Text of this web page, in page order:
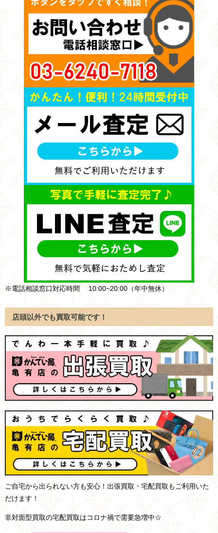
※電話相談窓口対応時間 10:00~20:00（年中無休）
店頭以外でも買取可能です！
ご自宅から出られない方も安心！出張買取・宅配買取もご利用いた
だけます！
非対面型買取の宅配買取はコロナ禍で需要急増中☆